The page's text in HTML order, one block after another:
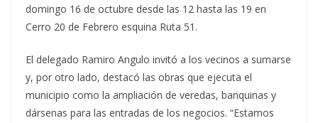
domingo 16 de octubre desde las 12 hasta las 19 en
Cerro 20 de Febrero esquina Ruta 51.
El delegado Ramiro Angulo invitó a los vecinos a sumarse
y, por otro lado, destacó las obras que ejecuta el
municipio como la ampliación de veredas, banquinas y
dársenas para las entradas de los negocios. “Estamos